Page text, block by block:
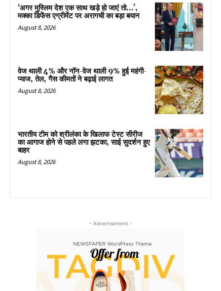
‘अगर मुस्लिम देश एक साथ खड़े हो जाएं तो…’,
मक्का डिफेंस एग्रीमेंट पर अरागची का बड़ा बयान
August 8, 2026
वेज थाली 4% और नॉन-वेज थाली 9% हुई महंगी-
प्याज, तेल, गैस कीमतों ने बढ़ाई लागत
August 8, 2026
भारतीय टीम को श्रीलंका के खिलाफ टेस्ट सीरीज
का आगाज होने से पहले लगा झटका, साई सुदर्शन हुए
बाहर
August 8, 2026
- Advertisement -